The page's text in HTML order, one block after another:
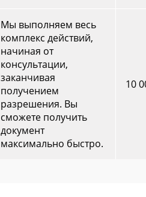
Мы выполняем весь
комплекс действий,
начиная от
консультации,
заканчивая
получением
разрешения. Вы
сможете получить
документ
максимально быстро.
10